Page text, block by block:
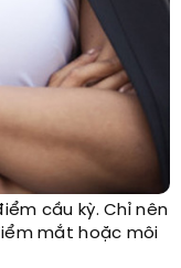
cầu kỳ. Chỉ nên
mắt hoặc môi